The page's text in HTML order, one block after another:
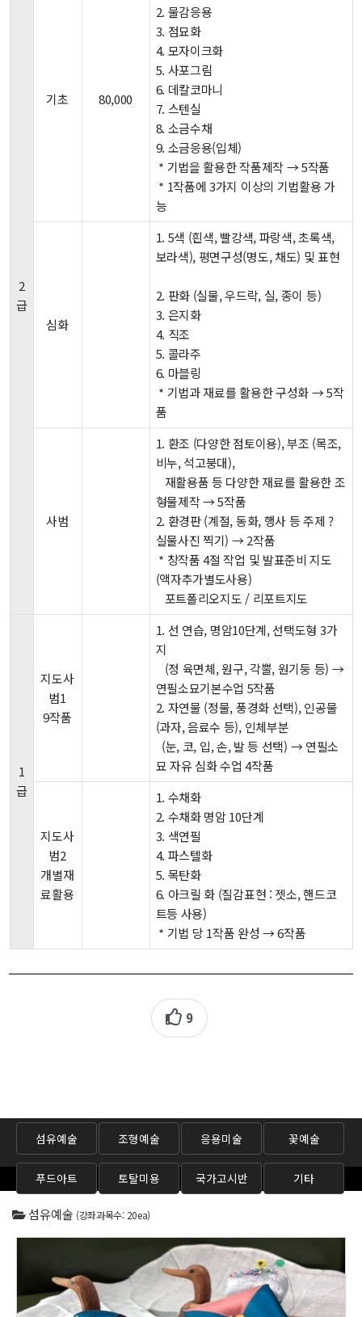
2
급
기초 80,000
2. 물감응용
3. 점묘화
4. 모자이크화
5. 사포그림
6. 데칼코마니
7. 스텐실
8. 소금수채
9. 소금응용(입체)
* 기법을 활용한 작품제작 → 5작품
* 1작품에 3가지 이상의 기법활용 가
능
심화
1. 5색 (흰색, 빨강색, 파랑색, 초록색,
보라색), 평면구성(명도, 채도) 및 표현
2. 판화 (실물, 우드락, 실, 종이 등)
3. 은지화
4. 직조
5. 콜라주
6. 마블링
* 기법과 재료를 활용한 구성화 → 5작
품
사범
1. 환조 (다양한 점토이용), 부조 (목조,
비누, 석고붕대),
재활용품 등 다양한 재료를 활용한 조
형물제작 → 5작품
2. 환경판 (계절, 동화, 행사 등 주제 ?
실물사진 찍기) → 2작품
* 창작품 4절 작업 및 발표준비 지도
(액자추가별도사용)
포트폴리오지도 / 리포트지도
1
급
지도사
범1
9작품
1. 선 연습, 명암10단계, 선택도형 3가
지
(정 육면체, 원구, 각뿔, 원기둥 등) →
연필소묘기본수업 5작품
2. 자연물 (정물, 풍경화 선택), 인공물
(과자, 음료수 등), 인체부분
(눈, 코, 입, 손, 발 등 선택) → 연필소
묘 자유 심화 수업 4작품
지도사
범2
개별재
료활용
1. 수채화
2. 수채화 명암 10단계
3. 색연필
4. 파스텔화
5. 목탄화
6. 아크릴 화 (질감표현 : 젯소, 핸드코
트등 사용)
* 기법 당 1작품 완성 → 6작품
9
섬유예술 조형예술 응용미술 꽃예술
푸드아트 토탈미용 국가고시반 기타
섬유예술 (강좌과목수: 20ea)